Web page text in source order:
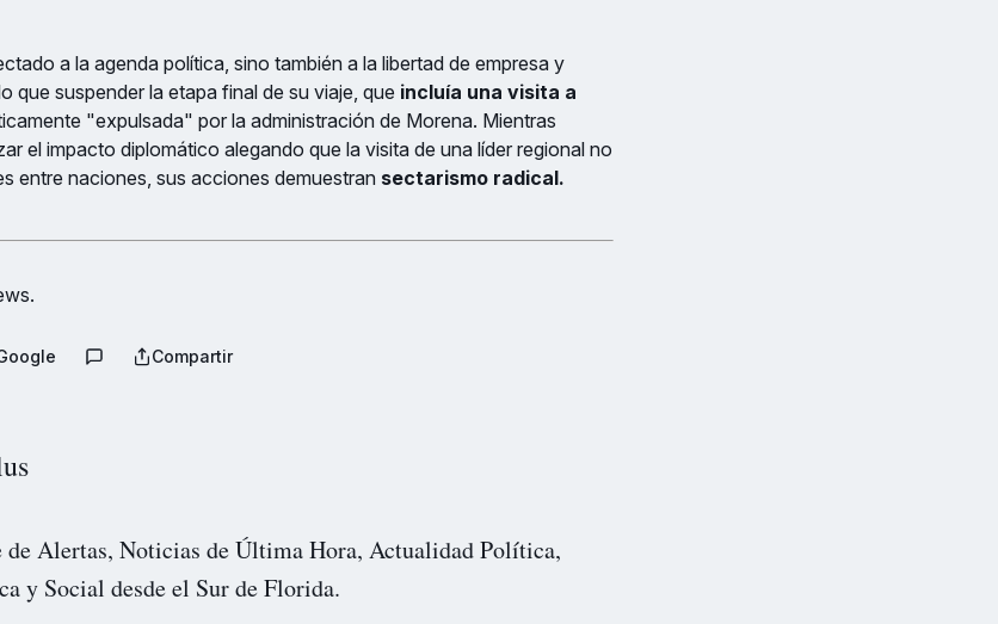
a la agenda política, sino también a la libertad de empresa y
que suspender la etapa final de su viaje, que incluía una visita a
"expulsada" por la administración de Morena. Mientras
el impacto diplomático alegando que la visita de una líder regional no
entre naciones, sus acciones demuestran sectarismo radical.
Compartir
de Alertas, Noticias de Última Hora, Actualidad Política,
y Social desde el Sur de Florida.